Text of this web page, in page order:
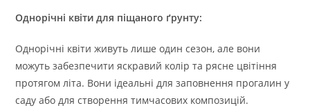
Однорічні квіти для піщаного ґрунту:
Однорічні квіти живуть лише один сезон, але вони
можуть забезпечити яскравий колір та рясне цвітіння
протягом літа. Вони ідеальні для заповнення прогалин у
саду або для створення тимчасових композицій.